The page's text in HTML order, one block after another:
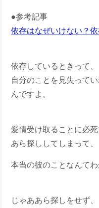
●参考記事
依存はなぜいけない？
依存しているときって、
自分のことを見失って
んですよ。
愛情受け取ることに必死
あら探ししてしまって、
本当の彼のことなんて
じゃああら探しをせず、